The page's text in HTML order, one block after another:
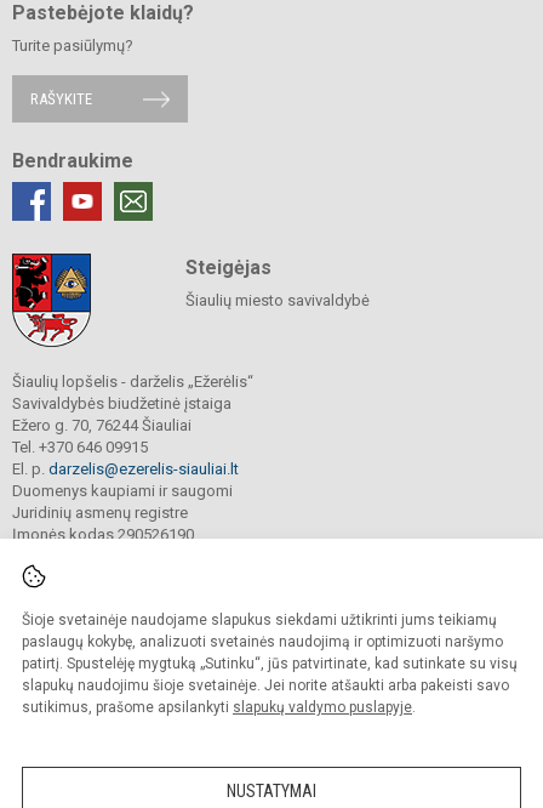
Šioje svetainėje naudojame slapukus siekdami užtikrinti jums teikiamų
paslaugų kokybę, analizuoti svetainės naudojimą ir optimizuoti naršymo
patirtį. Spustelėję mygtuką „Sutinku“, jūs patvirtinate, kad sutinkate su visų
slapukų naudojimu šioje svetainėje. Jei norite atšaukti arba pakeisti savo
sutikimus, prašome apsilankyti slapukų valdymo puslapyje.
NUSTATYMAI
Pastebėjote klaidų?
Turite pasiūlymų?
RAŠYKITE
Bendraukime
Steigėjas
Šiaulių miesto savivaldybė
Šiaulių lopšelis - darželis „Ežerėlis“
Savivaldybės biudžetinė įstaiga
Ežero g. 70, 76244 Šiauliai
Tel. +370 646 09915
El. p. darzelis@ezerelis-siauliai.lt
Duomenys kaupiami ir saugomi
Juridinių asmenų registre
Įmonės kodas 290526190
© 2023. Šiaulių lopšelis - darželis „Ežerėlis“. Visos teisės saugomos.
Kopijuoti turinį be raštiško įstaigos administracijos sutikimo griežtai draudžiama.
Versija neįgaliesiems Slapukų valdymas
Sumanus būdas atnaujinti